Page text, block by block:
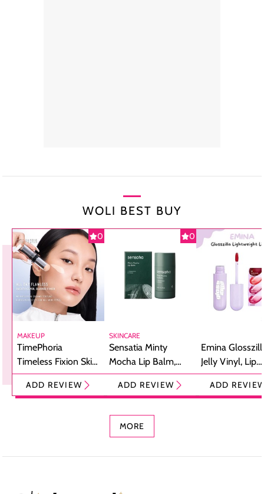
WOLI BEST BUY
0
MAKEUP
TimePhoria
Timeless Fixion Skin
Tint Stick,
Foundation dan
ADD REVIEW
0
SKINCARE
Sensatia Minty
Mocha Lip Balm,
Pelembap Bibir
dengan Aroma
ADD REVIEW
Emina
Jelly Vinyl, Lip
Cream Glossy
Ringan
ADD
MORE